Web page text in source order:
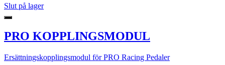
Slut på lager
PRO KOPPLINGSMODUL
Ersättningskopplingsmodul för PRO Racing Pedaler